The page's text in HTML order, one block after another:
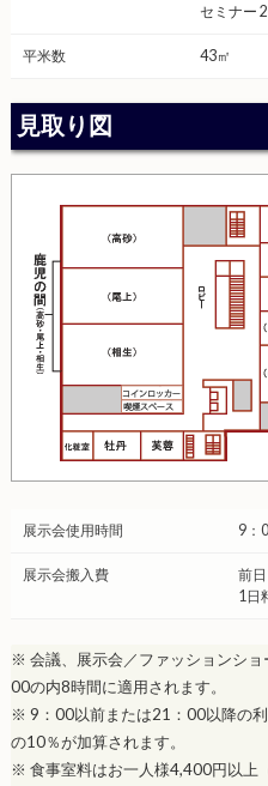
セミナー
平米数 43㎡
見取り図
展示会使用時間 9：
展示会搬入費
前
1日
※ 会議、展示会／ファッションシ
00の内8時間に適用されます。
※ 9：00以前または21：00以降の
の10％が加算されます。
※ 食事室料はお一人様4,400円以上